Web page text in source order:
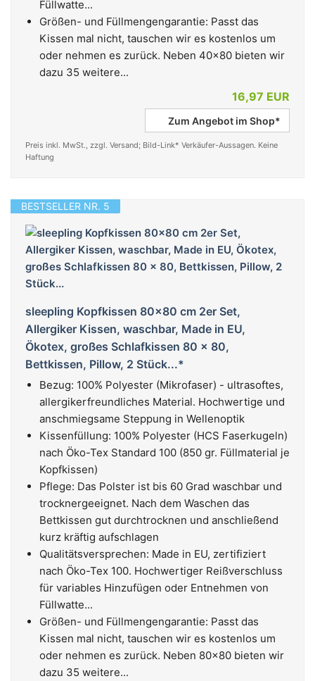
Füllwatte...
Größen- und Füllmengengarantie: Passt das
Kissen mal nicht, tauschen wir es kostenlos um
oder nehmen es zurück. Neben 40x80 bieten wir
dazu 35 weitere...
16,97 EUR
Zum Angebot im Shop*
Preis inkl. MwSt., zzgl. Versand; Bild-Link* Verkäufer-Aussagen. Keine
Haftung
BESTSELLER NR. 5
sleepling Kopfkissen 80x80 cm 2er Set,
Allergiker Kissen, waschbar, Made in EU,
Ökotex, großes Schlafkissen 80 x 80,
Bettkissen, Pillow, 2 Stück...*
Bezug: 100% Polyester (Mikrofaser) - ultrasoftes,
allergikerfreundliches Material. Hochwertige und
anschmiegsame Steppung in Wellenoptik
Kissenfüllung: 100% Polyester (HCS Faserkugeln)
nach Öko-Tex Standard 100 (850 gr. Füllmaterial je
Kopfkissen)
Pflege: Das Polster ist bis 60 Grad waschbar und
trocknergeeignet. Nach dem Waschen das
Bettkissen gut durchtrocknen und anschließend
kurz kräftig aufschlagen
Qualitätsversprechen: Made in EU, zertifiziert
nach Öko-Tex 100. Hochwertiger Reißverschluss
für variables Hinzufügen oder Entnehmen von
Füllwatte...
Größen- und Füllmengengarantie: Passt das
Kissen mal nicht, tauschen wir es kostenlos um
oder nehmen es zurück. Neben 80x80 bieten wir
dazu 35 weitere...